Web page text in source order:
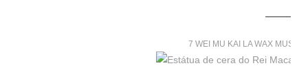
7 WEI MU KAI LA WAX